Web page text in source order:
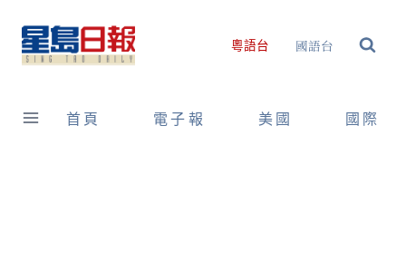
content
粵語台 國語台
首頁 電子報 美國 國際